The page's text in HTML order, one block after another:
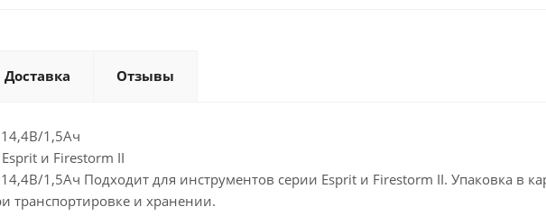
Доставка Отзывы
14,4В/1,5Ач
и Firestorm II
1,5Ач Подходит для инструментов серии Esprit и Firestorm II. Упаковка в
транспортировке и хранении.